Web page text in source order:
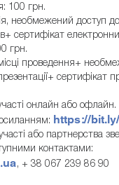
100 грн.
необмежений доступ до
сертифікат
грн.
проведення+
сертифікат
онлайн або
https://
або партнерства
контактами:
, + 38 067 239 86 90